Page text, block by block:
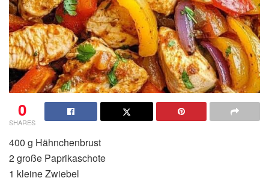
0
SHARES
400 g Hähnchenbrust
2 große Paprikaschote
1 kleine Zwiebel